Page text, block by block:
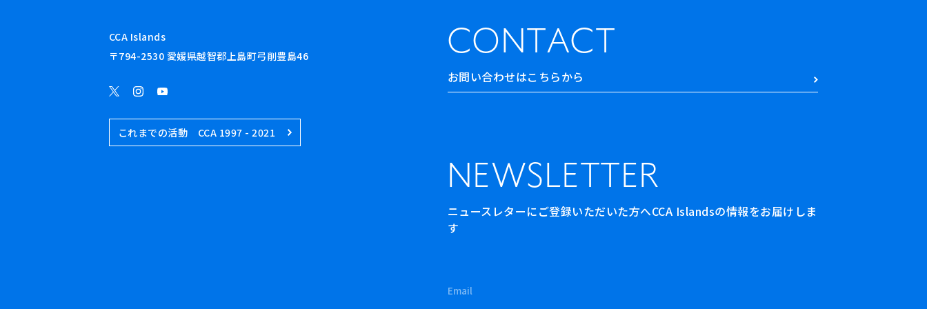
CONTACT
お問い合わせはこちらから
NEWSLETTER
ニュースレターにご登録いただいた方へCCA Islandsの情報をお届けしま
す
CCA Islands
〒794-2530 愛媛県越智郡上島町弓削豊島46
これまでの活動 CCA 1997 - 2021